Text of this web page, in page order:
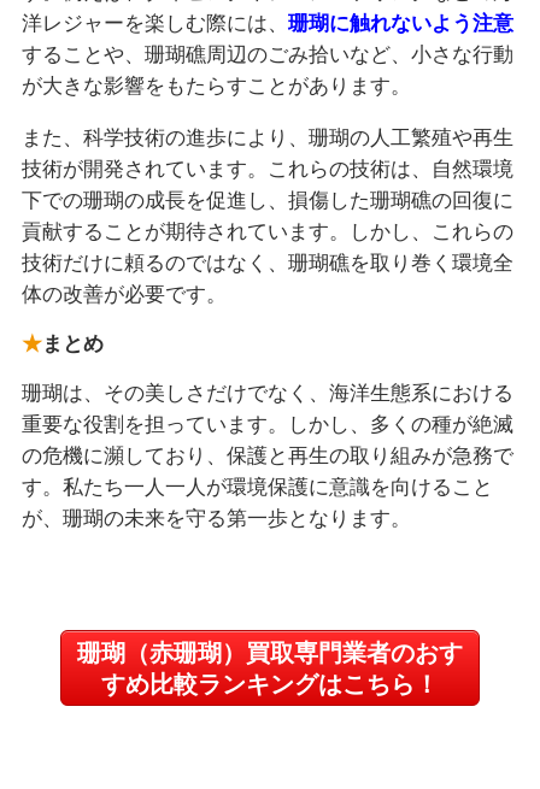
洋レジャーを楽しむ際には、 珊瑚に触れないよう注意
することや、珊瑚礁周辺のごみ拾いなど、小さな行動
が大きな影響をもたらすことがあります。
また、科学技術の進歩により、珊瑚の人工繁殖や再生
技術が開発されています。これらの技術は、自然環境
下での珊瑚の成長を促進し、損傷した珊瑚礁の回復に
貢献することが期待されています。しかし、これらの
技術だけに頼るのではなく、珊瑚礁を取り巻く環境全
体の改善が必要です。
まとめ
珊瑚は、その美しさだけでなく、海洋生態系における
重要な役割を担っています。しかし、多くの種が絶滅
の危機に瀕しており、保護と再生の取り組みが急務で
す。私たち一人一人が環境保護に意識を向けること
が、珊瑚の未来を守る第一歩となります。
珊瑚（赤珊瑚）買取専門業者のおす
すめ比較ランキングはこちら！